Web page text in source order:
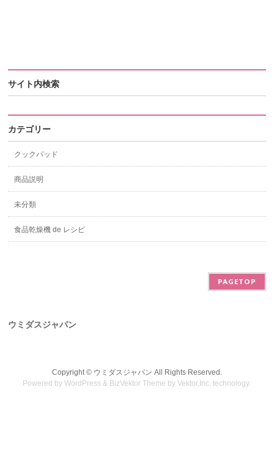
サイト内検索
カテゴリー
クックパッド
商品説明
未分類
食品乾燥機 de レシピ
PAGETOP
ウミダスジャパン
Copyright © ウミダスジャパン All Rights Reserved.
Powered byWordPress & BizVektor Theme byVektor,Inc. technology.